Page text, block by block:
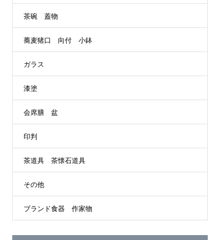
茶碗 蓋物
蕎麦猪口 向付 小鉢
ガラス
漆塗
会席膳 盆
印判
茶道具 茶懐石道具
その他
ブランド食器 作家物